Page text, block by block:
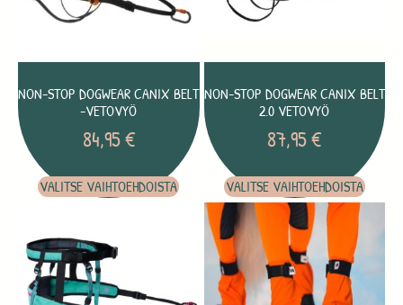
NON-STOP DOGWEAR CANIX BELT
-VETOVYÖ
84,95€
VALITSE VAIHTOEHDOISTA
NON-STOP DOGWEAR CANIX BELT
2.0 VETOVYÖ
87,95€
VALITSE VAIHTOEHDOISTA